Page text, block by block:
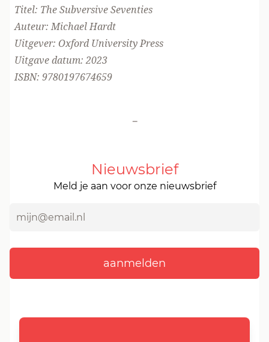
Titel: The Subversive Seventies
Auteur: Michael Hardt
Uitgever: Oxford University Press
Uitgave datum: 2023
ISBN: 9780197674659
-
Nieuwsbrief
Meld je aan voor onze nieuwsbrief